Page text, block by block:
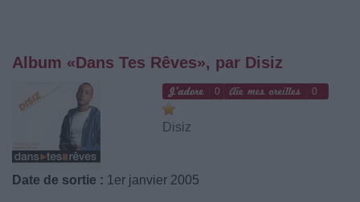
Album «Dans Tes Rêves», par Disiz
0 0
Disiz
Date de sortie : 1er janvier 2005